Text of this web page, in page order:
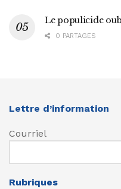
Le populicide
0 PARTAGES
Lettre d’information
Courriel
Rubriques